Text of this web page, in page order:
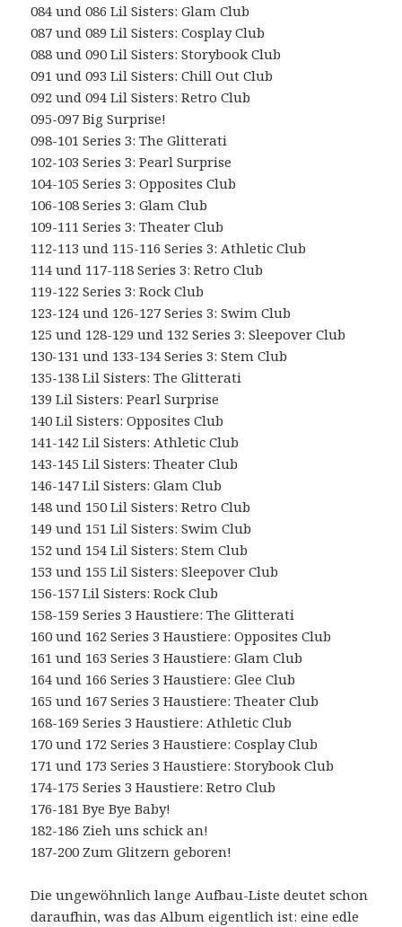
084 und 086 Lil Sisters: Glam Club
087 und 089 Lil Sisters: Cosplay Club
088 und 090 Lil Sisters: Storybook Club
091 und 093 Lil Sisters: Chill Out Club
092 und 094 Lil Sisters: Retro Club
095-097 Big Surprise!
098-101 Series 3: The Glitterati
102-103 Series 3: Pearl Surprise
104-105 Series 3: Opposites Club
106-108 Series 3: Glam Club
109-111 Series 3: Theater Club
112-113 und 115-116 Series 3: Athletic Club
114 und 117-118 Series 3: Retro Club
119-122 Series 3: Rock Club
123-124 und 126-127 Series 3: Swim Club
125 und 128-129 und 132 Series 3: Sleepover Club
130-131 und 133-134 Series 3: Stem Club
135-138 Lil Sisters: The Glitterati
139 Lil Sisters: Pearl Surprise
140 Lil Sisters: Opposites Club
141-142 Lil Sisters: Athletic Club
143-145 Lil Sisters: Theater Club
146-147 Lil Sisters: Glam Club
148 und 150 Lil Sisters: Retro Club
149 und 151 Lil Sisters: Swim Club
152 und 154 Lil Sisters: Stem Club
153 und 155 Lil Sisters: Sleepover Club
156-157 Lil Sisters: Rock Club
158-159 Series 3 Haustiere: The Glitterati
160 und 162 Series 3 Haustiere: Opposites Club
161 und 163 Series 3 Haustiere: Glam Club
164 und 166 Series 3 Haustiere: Glee Club
165 und 167 Series 3 Haustiere: Theater Club
168-169 Series 3 Haustiere: Athletic Club
170 und 172 Series 3 Haustiere: Cosplay Club
171 und 173 Series 3 Haustiere: Storybook Club
174-175 Series 3 Haustiere: Retro Club
176-181 Bye Bye Baby!
182-186 Zieh uns schick an!
187-200 Zum Glitzern geboren!
Die ungewöhnlich lange Aufbau-Liste deutet schon
daraufhin, was das Album eigentlich ist: eine edle